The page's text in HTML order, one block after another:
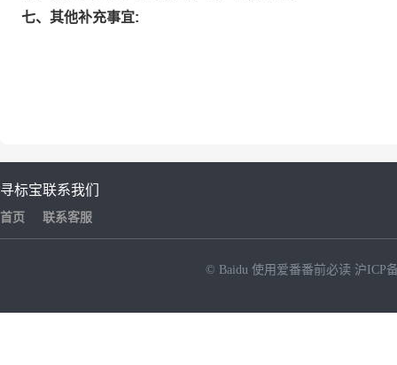
七、其他补充事宜:
寻标宝
首页
联系我们
联系客服
© Baidu 使用爱番番前必读 沪ICP